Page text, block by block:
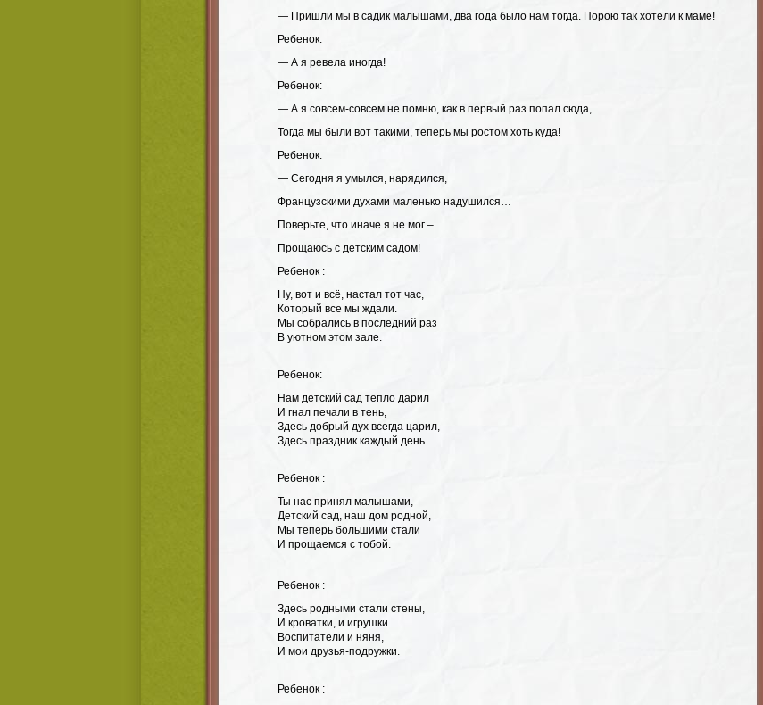
— Пришли мы в садик малышами, два года было нам тогда. Порою так хотели к маме!
Ребенок:
— А я ревела иногда!
Ребенок:
— А я совсем-совсем не помню, как в первый раз попал сюда,
Тогда мы были вот такими, теперь мы ростом хоть куда!
Ребенок:
— Сегодня я умылся, нарядился,
Французскими духами маленько надушился…
Поверьте, что иначе я не мог –
Прощаюсь с детским садом!
Ребенок :
Ну, вот и всё, настал тот час,
Который все мы ждали.
Мы собрались в последний раз
В уютном этом зале.
Ребенок:
Нам детский сад тепло дарил
И гнал печали в тень,
Здесь добрый дух всегда царил,
Здесь праздник каждый день.
Ребенок :
Ты нас принял малышами,
Детский сад, наш дом родной,
Мы теперь большими стали
И прощаемся с тобой.
Ребенок :
Здесь родными стали стены,
И кроватки, и игрушки.
Воспитатели и няня,
И мои друзья-подружки.
Ребенок :